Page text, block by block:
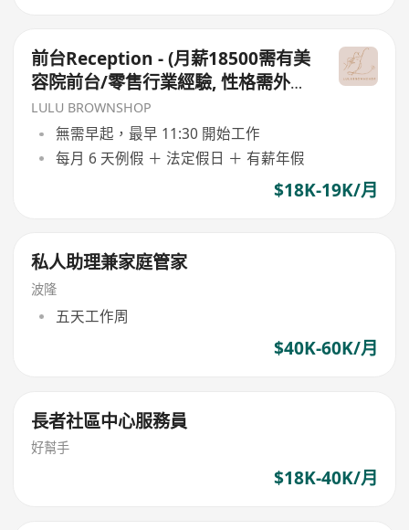
前台Reception - (月薪18500需有美
容院前台/零售行業經驗, 性格需外向
主動, 待人有禮)
LULU BROWNSHOP
無需早起，最早 11:30 開始工作
每月 6 天例假 ＋ 法定假日 ＋ 有薪年假
$18K-19K/月
私人助理兼家庭管家
波隆
五天工作周
$40K-60K/月
長者社區中心服務員
好幫手
$18K-40K/月